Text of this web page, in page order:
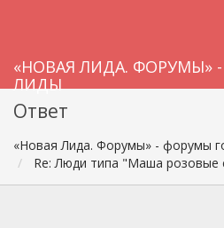
«НОВАЯ ЛИДА. ФОРУМЫ»
ЛИДЫ
Ответ
«Новая Лида. Форумы» - форумы
Re: Люди типа "Маша розовые